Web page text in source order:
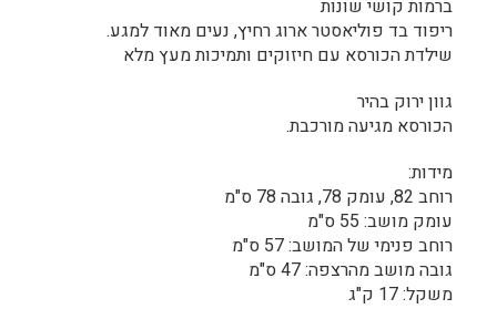
ברמות קושי שונות
ריפוד בד פוליאסטר ארוג רחיץ, נעים מאוד למגע.
שילדת הכורסא עם חיזוקים ותמיכות מעץ מלא
גוון ירוק בהיר
הכורסא מגיעה מורכבת.
מידות:
רוחב 82, עומק 78, גובה 78 ס"מ
עומק מושב: 55 ס"מ
רוחב פנימי של המושב: 57 ס"מ
גובה מושב מהרצפה: 47 ס"מ
משקל: 17 ק"ג